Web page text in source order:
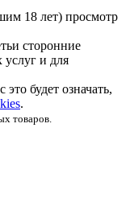
18 лет) просмотр
сторонние
услуг и для
будет означать,
.
товаров.